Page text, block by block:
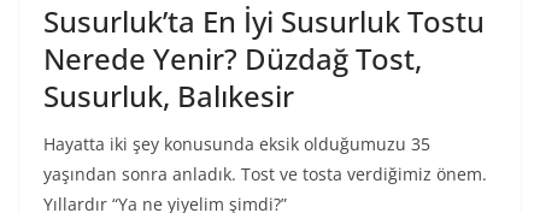
Susurluk’ta En İyi Susurluk Tostu
Nerede Yenir? Düzdağ Tost,
Susurluk, Balıkesir
Hayatta iki şey konusunda eksik olduğumuzu 35
yaşından sonra anladık. Tost ve tosta verdiğimiz önem.
Yıllardır “Ya ne yiyelim şimdi?”